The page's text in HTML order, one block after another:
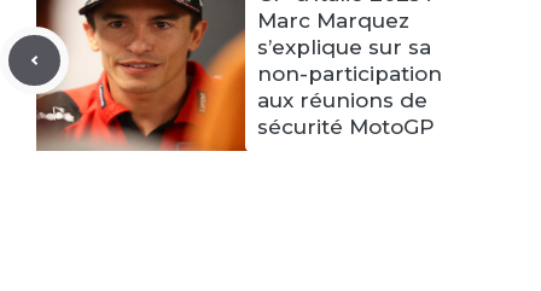
Marc Marquez
s’explique sur sa
non-participation
aux réunions de
sécurité MotoGP